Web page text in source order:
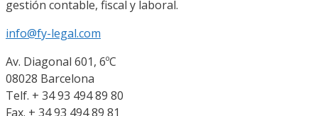
gestión contable, fiscal y laboral.
info@fy-legal.com
Av. Diagonal 601, 6ºC
08028 Barcelona
Telf. + 34 93 494 89 80
Fax. + 34 93 494 89 81